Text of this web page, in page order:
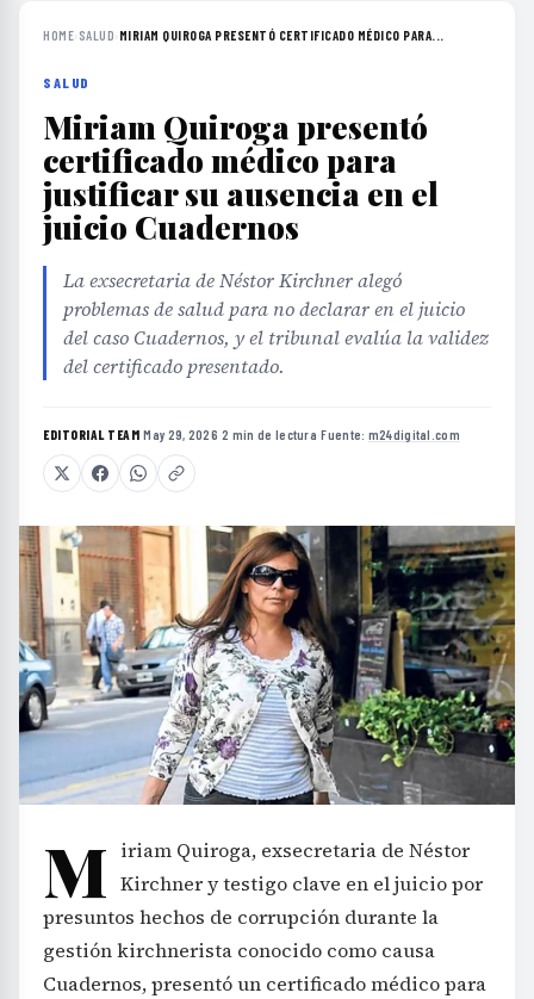
HOME› SALUD› MIRIAM QUIROGA PRESENTÓ CERTIFICADO MÉDICO PARA...
SALUD
Miriam Quiroga presentó
certificado médico para
justificar su ausencia en el
juicio Cuadernos
La exsecretaria de Néstor Kirchner alegó
problemas de salud para no declarar en el juicio
del caso Cuadernos, y el tribunal evalúa la validez
del certificado presentado.
EDITORIAL TEAM·May 29, 2026·2 min de lectura·Fuente: m24digital.com
M iriam Quiroga, exsecretaria de Néstor
Kirchner y testigo clave en el juicio por
presuntos hechos de corrupción durante la
gestión kirchnerista conocido como causa
Cuadernos, presentó un certificado médico para